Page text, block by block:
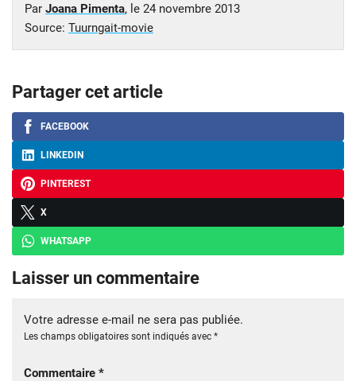
Par Joana Pimenta, le 24 novembre 2013
Source: Tuurngait-movie
Partager cet article
FACEBOOK
LINKEDIN
PINTEREST
X
WHATSAPP
Laisser un commentaire
Votre adresse e-mail ne sera pas publiée.
Les champs obligatoires sont indiqués avec *
Commentaire *